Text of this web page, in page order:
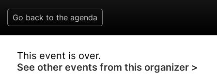
Go back to the agenda
This event is over.
See other events from this organizer >